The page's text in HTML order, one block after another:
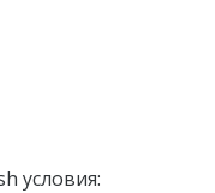
условия: